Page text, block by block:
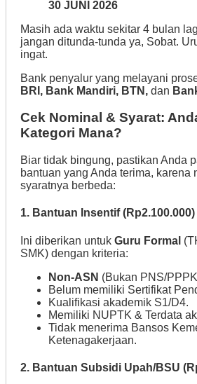
30 JUNI 2026
Masih ada waktu sekitar 4 bulan
jangan ditunda-tunda ya, Sobat.
ingat.
Bank penyalur yang melayani
BRI, Bank Mandiri, BTN, dan
Cek Nominal & Syarat:
Kategori Mana?
Biar tidak bingung, pastikan Anda
bantuan yang Anda terima, karena
syaratnya berbeda:
1. Bantuan Insentif (Rp2.100.000)
Ini diberikan untuk Guru Formal
SMK) dengan kriteria:
Non-ASN (Bukan PNS/
Belum memiliki Sertifikat
Kualifikasi akademik S1/D4.
Memiliki NUPTK & Terdata
Tidak menerima Bansos
Ketenagakerjaan.
2. Bantuan Subsidi Upah/BSU